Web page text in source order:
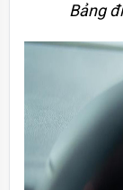
Bảng